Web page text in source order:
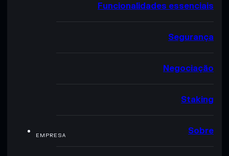
Funcionalidades essenciais
Segurança
Negociação
Staking
EMPRESA Sobre